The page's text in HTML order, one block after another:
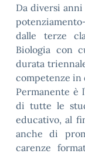
Da diversi
dalle terze
Biologia con
durata
competenze in
Permanente è
di tutte le
educativo, al
anche di
carenze